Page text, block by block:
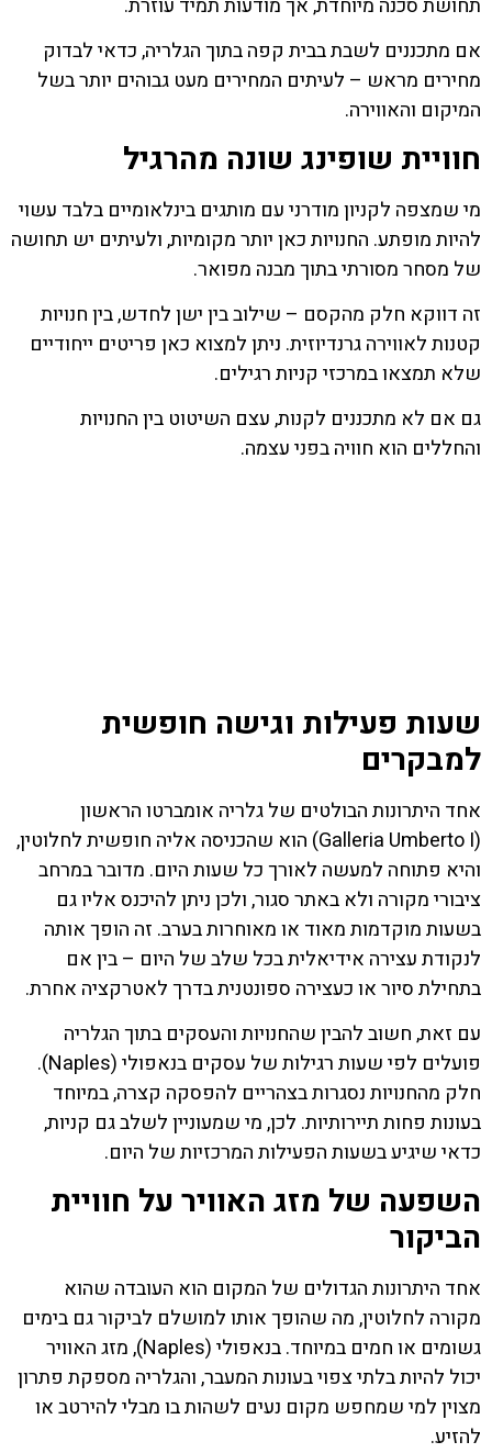
אם מתכננים לשבת בבית קפה בתוך הגלריה, כדאי לבדוק
מחירים מראש – לעיתים המחירים מעט גבוהים יותר בשל
המיקום והאווירה.
חוויית שופינג שונה מהרגיל
מי שמצפה לקניון מודרני עם מותגים בינלאומיים בלבד עשוי
להיות מופתע. החנויות כאן יותר מקומיות, ולעיתים יש תחושה
של מסחר מסורתי בתוך מבנה מפואר.
זה דווקא חלק מהקסם – שילוב בין ישן לחדש, בין חנויות
קטנות לאווירה גרנדיוזית. ניתן למצוא כאן פריטים ייחודיים
שלא תמצאו במרכזי קניות רגילים.
גם אם לא מתכננים לקנות, עצם השיטוט בין החנויות
והחללים הוא חוויה בפני עצמה.
שעות פעילות וגישה חופשית
למבקרים
אחד היתרונות הבולטים של גלריה אומברטו הראשון
(Galleria Umberto I) הוא שהכניסה אליה חופשית לחלוטין,
והיא פתוחה למעשה לאורך כל שעות היום. מדובר במרחב
ציבורי מקורה ולא באתר סגור, ולכן ניתן להיכנס אליו גם
בשעות מוקדמות מאוד או מאוחרות בערב. זה הופך אותה
לנקודת עצירה אידיאלית בכל שלב של היום – בין אם
בתחילת סיור או כעצירה ספונטנית בדרך לאטרקציה אחרת.
עם זאת, חשוב להבין שהחנויות והעסקים בתוך הגלריה
פועלים לפי שעות רגילות של עסקים בנאפולי (Naples).
חלק מהחנויות נסגרות בצהריים להפסקה קצרה, במיוחד
בעונות פחות תיירותיות. לכן, מי שמעוניין לשלב גם קניות,
כדאי שיגיע בשעות הפעילות המרכזיות של היום.
השפעה של מזג האוויר על חוויית
הביקור
אחד היתרונות הגדולים של המקום הוא העובדה שהוא
מקורה לחלוטין, מה שהופך אותו למושלם לביקור גם בימים
גשומים או חמים במיוחד. בנאפולי (Naples), מזג האוויר
יכול להיות בלתי צפוי בעונות המעבר, והגלריה מספקת פתרון
מצוין למי שמחפש מקום נעים לשהות בו מבלי להירטב או
להזיע.